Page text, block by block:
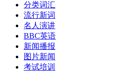
分类词汇
流行新词
名人演讲
BBC英语
新闻播报
图片新闻
考试培训